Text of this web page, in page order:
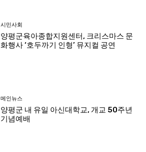
시민사회
양평군육아종합지원센터, 크리스마스 문
화행사 ‘호두까기 인형’ 뮤지컬 공연
메인뉴스
양평군 내 유일 아신대학교, 개교 50주년
기념예배